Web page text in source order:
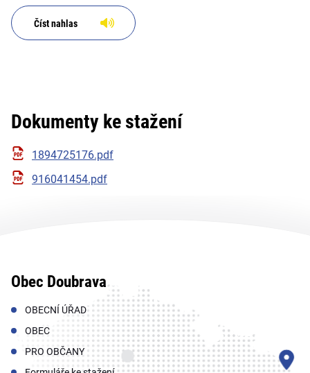
Moravskoslezského a
Číst nahlas
Dokumenty ke stažení
1894725176.pdf
916041454.pdf
Obec Doubrava
OBECNÍ ÚŘAD
OBEC
PRO OBČANY